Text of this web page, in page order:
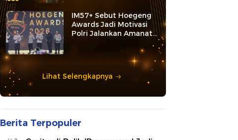
IM57+ Sebut Hoegeng
Awards Jadi Motivasi
Polri Jalankan Amanat
Lihat Selengkapnya
Berita Terpopuler